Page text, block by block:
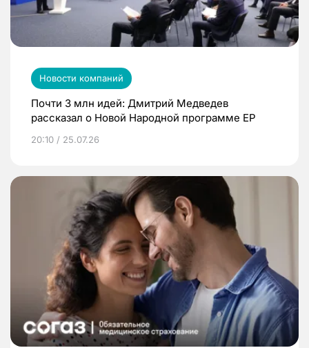
Новости компаний
Почти 3 млн идей: Дмитрий Медведев
рассказал о Новой Народной программе ЕР
20:10 / 25.07.26